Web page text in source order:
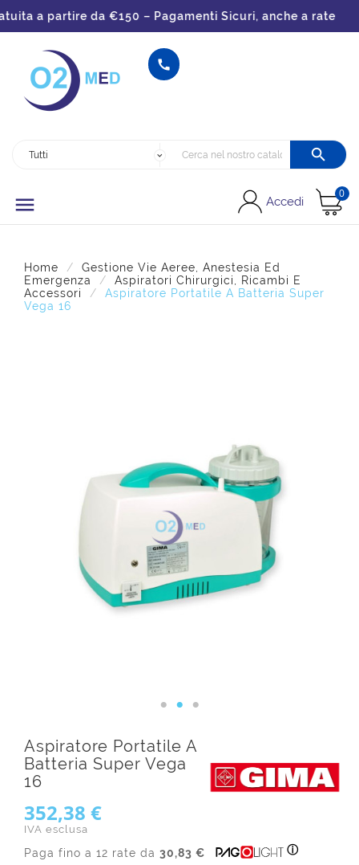
a partire da €150 – Pagamenti Sicuri, anche a rate


 Accedi
0
Home
Gestione Vie Aeree, Anestesia Ed
Emergenza
Aspiratori Chirurgici, Ricambi E
Accessori
Aspiratore Portatile A Batteria Super
Vega 16
Aspiratore Portatile A
Batteria Super Vega
16
352,38 €
IVA esclusa
Paga fino a 12 rate da 30,83 €
ⓘ